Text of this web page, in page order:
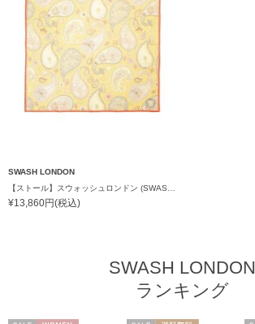
SWASH LONDON
【ストール】スウォッシュロンドン (SWASH LONDON) Pictorial Paisley 120cm×120cm コットンリネンストール インド製
¥13,860円(税込)
SWASH LONDON
ランキング